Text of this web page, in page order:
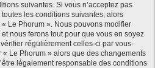
suivantes. Si vous n’acceptez pas
les conditions suivantes, alors
« Le Phorum ». Nous pouvons modifier
nous ferons tout pour que vous en soyez
régulièrement celles-ci par vous-
« Le Phorum » alors que des changements
légalement responsable des conditions